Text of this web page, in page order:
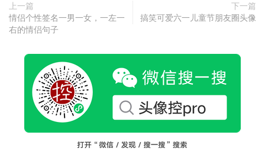
上一篇
情侣个性签名一男一女，一左一
右的情侣句子
下一篇
搞笑可爱六一儿童节朋友圈头像